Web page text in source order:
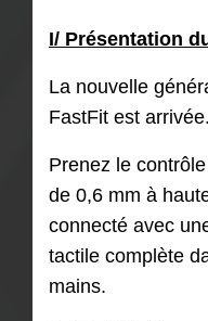
I/ Présentation
La nouvelle
FastFit est arrivée.
Prenez le
de 0,6 mm à
connecté avec
tactile complète
mains.